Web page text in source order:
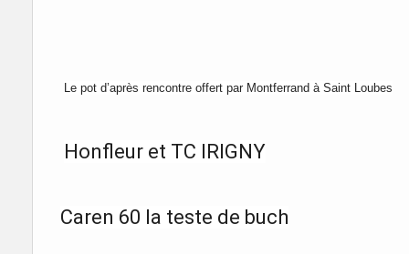
Le pot d’après rencontre offert par Montferrand à Saint Loubes
Honfleur et TC IRIGNY
Caren 60 la teste de buch